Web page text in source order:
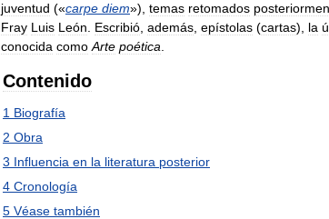
juventud («carpe diem»), temas retomados
Fray Luis León Escribió además epístolas (cartas), la
conocida como Arte poética
Contenido
1 Biografía
2 Obra
3 Influencia en la literatura posterior
4 Cronología
5 Véase también